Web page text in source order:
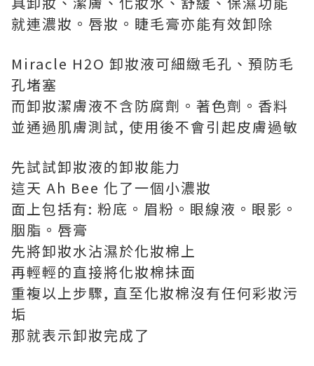
就連濃妝。唇妝。睫毛膏亦能有效卸除
Miracle H2O 卸妝液可細緻毛孔、預防毛
孔堵塞
而卸妝潔膚液不含防腐劑。著色劑。香料
並通過肌膚測試, 使用後不會引起皮膚過敏
先試試卸妝液的卸妝能力
這天 Ah Bee 化了一個小濃妝
面上包括有: 粉底。眉粉。眼線液。眼影。
胭脂。唇膏
先將卸妝水沾濕於化妝棉上
再輕輕的直接將化妝棉抺面
重複以上步驟, 直至化妝棉沒有任何彩妝污
垢
那就表示卸妝完成了